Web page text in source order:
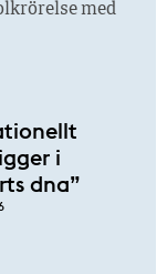
med
i
dna”